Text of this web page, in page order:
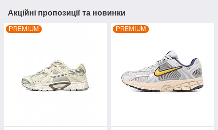
Акційні пропозиції та новинки
PREMIUM PREMIUM